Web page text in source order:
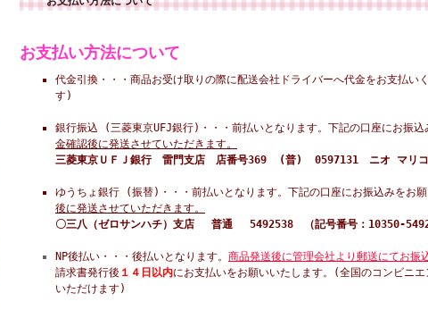
お支払い方法について
代金引換・・・商品お受け取りの際に配送会社ドライバーへ代金をお支払い
す)
銀行振込 (三菱東京UFJ銀行)・・・前払いとなります。下記の口座にお振
金確認後に発送させていただきます。
三菱東京ＵＦＪ銀行 雷門支店 店番号369 (普) 0597131 ニオ マリコ
ゆうちょ銀行 (振替)・・・前払いとなります。下記の口座にお振込みをお
後に発送させていただきます。
〇三八（ゼロサンハチ）支店 普通 5492538 （記号番号：10350-
NP後払い・・・後払いとなります。 商品発送後に管理会社より郵送にてお振
請求書発行後 １４日以内にお支払いをお願いいたします。(全国のコンビニ
いただけます)